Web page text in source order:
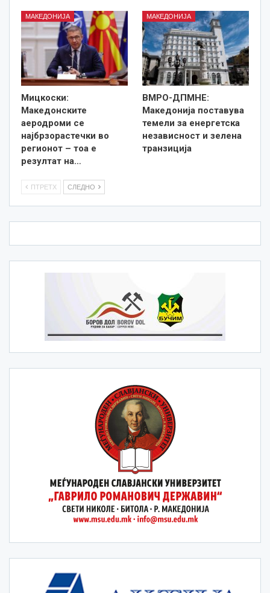
МАКЕДОНИЈА
Мицкоски:
Македонските
аеродроми се
најбрзорастечки во
регионот – тоа е
резултат на…
МАКЕДОНИЈА
ВМРО-ДПМНЕ:
Македонија поставува
темели за енергетска
независност и зелена
транзиција
ПТРЕТХ СЛЕДНО